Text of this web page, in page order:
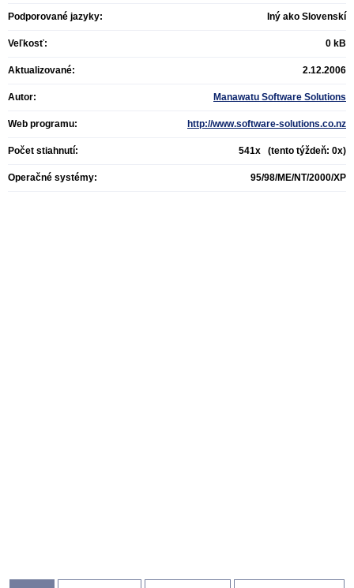
Podporované jazyky: Iný ako Slovenskí
Veľkosť: 0 kB
Aktualizované: 2.12.2006
Autor: Manawatu Software Solutions
Web programu: http://www.software-solutions.co.nz
Počet stiahnutí: 541x (tento týždeň: 0x)
Operačné systémy: 95/98/ME/NT/2000/XP